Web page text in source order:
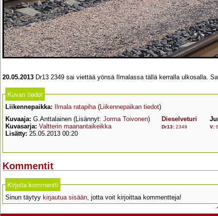
20.05.2013 Dr13 2349 sai viettää yönsä Ilmalassa tällä kerralla ulkosalla.
Kuvan tiedot
Liikennepaikka: Ilmala ratapiha(Liikennepaikan tiedot)
Kuvaaja: G.Anttalainen (Lisännyt: Jorma Toivonen)
Kuvasarja: Valtterin maanantaikeikka
Lisätty: 25.05.2013 00:20
Dieselveturi
Dr13: 2349 V:
Kommentit
Kirjoita kommentti
Sinun täytyy kirjautua sisään, jotta voit kirjoittaa kommentteja!